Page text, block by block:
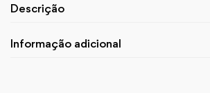
Descrição
Informação adicional